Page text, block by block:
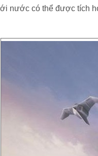
nước có thể được tích